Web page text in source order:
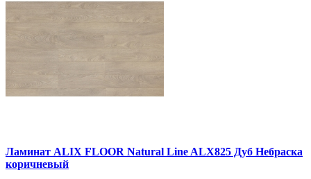
Ламинат ALIX FLOOR Natural Line ALX825 Дуб Небраска
коричневый